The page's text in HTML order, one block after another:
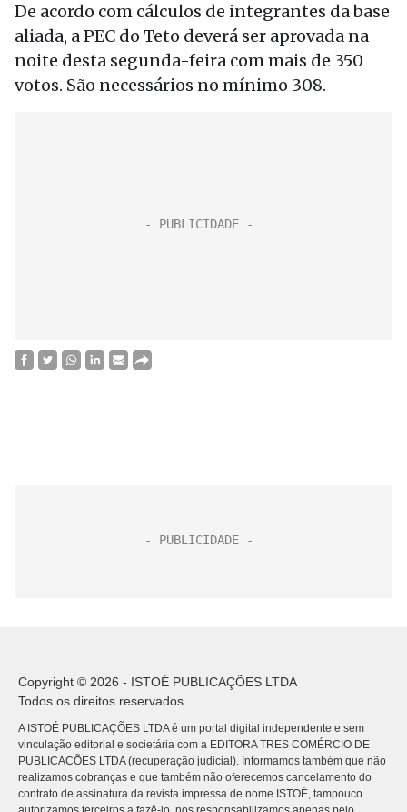
De acordo com cálculos de integrantes da base
aliada, a PEC do Teto deverá ser aprovada na
noite desta segunda-feira com mais de 350
votos. São necessários no mínimo 308.
Copyright © 2026 - ISTOÉ PUBLICAÇÕES LTDA
Todos os direitos reservados.
A ISTOÉ PUBLICAÇÕES LTDA é um portal digital independente e sem
vinculação editorial e societária com a EDITORA TRES COMÉRCIO DE
PUBLICACÕES LTDA (recuperação judicial). Informamos também que não
realizamos cobranças e que também não oferecemos cancelamento do
contrato de assinatura da revista impressa de nome ISTOÉ, tampouco